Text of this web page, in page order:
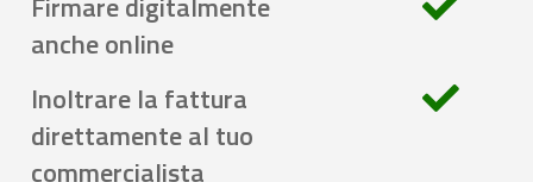
anche online
Inoltrare la fattura
direttamente al tuo
commercialista